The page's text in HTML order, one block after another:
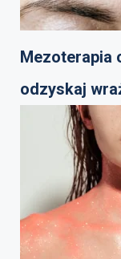
Mezoterapia
odzyskaj